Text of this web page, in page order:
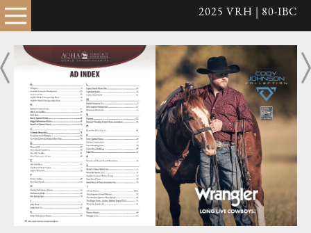
2025 VRH | 80-IBC